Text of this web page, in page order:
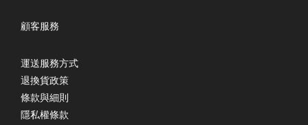
顧客服務
運送服務方式
退換貨政策
條款與細則
隱私權條款